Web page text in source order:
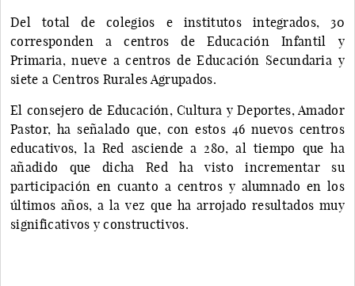
Del total de colegios e institutos integrados, 30
corresponden a centros de Educación Infantil y
Primaria, nueve a centros de Educación Secundaria y
siete a Centros Rurales Agrupados.
El consejero de Educación, Cultura y Deportes, Amador
Pastor, ha señalado que, con estos 46 nuevos centros
educativos, la Red asciende a 280, al tiempo que ha
añadido que dicha Red ha visto incrementar su
participación en cuanto a centros y alumnado en los
últimos años, a la vez que ha arrojado resultados muy
significativos y constructivos.